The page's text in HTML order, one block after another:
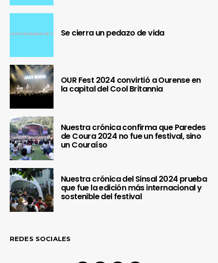
Se cierra un pedazo de vida
OUR Fest 2024 convirtió a Ourense en
la capital del Cool Britannia
Nuestra crónica confirma que Paredes
de Coura 2024 no fue un festival, sino
un Couraíso
Nuestra crónica del Sinsal 2024 prueba
que fue la edición más internacional y
sostenible del festival
REDES SOCIALES